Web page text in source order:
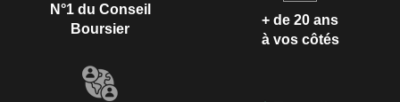
N°1 du Conseil
Boursier
+ de 20 ans
à vos côtés